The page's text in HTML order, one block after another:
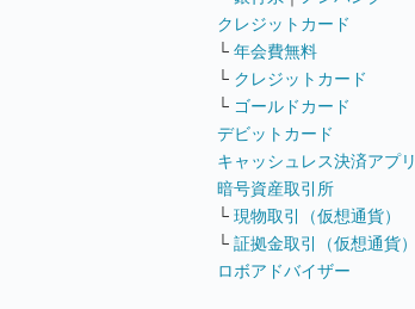
クレジットカード
└ 年会費無料
└ クレジットカード
└ ゴールドカード
デビットカード
キャッシュレス決済アプリ
暗号資産取引所
└ 現物取引（仮想通貨）
└ 証拠金取引（仮想通貨）
ロボアドバイザー